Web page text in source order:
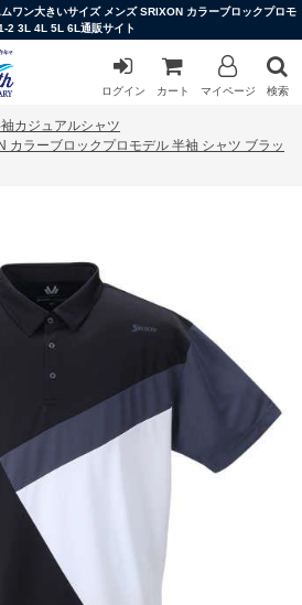
ワン大きいサイズ メンズ SRIXON カラーブロックプロモ
2 3L 4L 5L 6L通販サイト
ログイン カート マイページ 検索
カジュアルシャツ
カラーブロックプロモデル 半袖 シャツ ブラッ